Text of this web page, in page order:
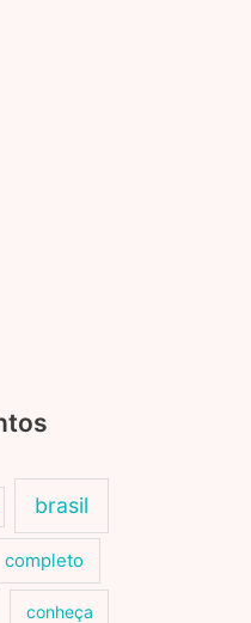
brasil
completo
conheça